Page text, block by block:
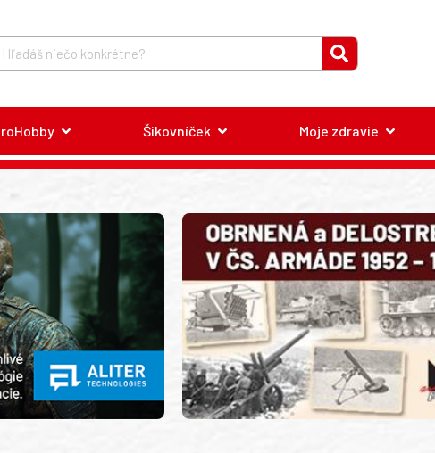
Šikovníček Moje zdravie